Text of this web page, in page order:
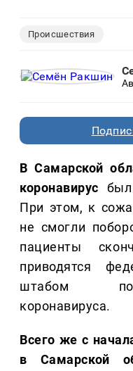
Происшествия
В Самарской
коронавирус
При этом, к
не смогли
пациенты
приводятся
штабом по
коронавируса.
Всего же с
в Самарской